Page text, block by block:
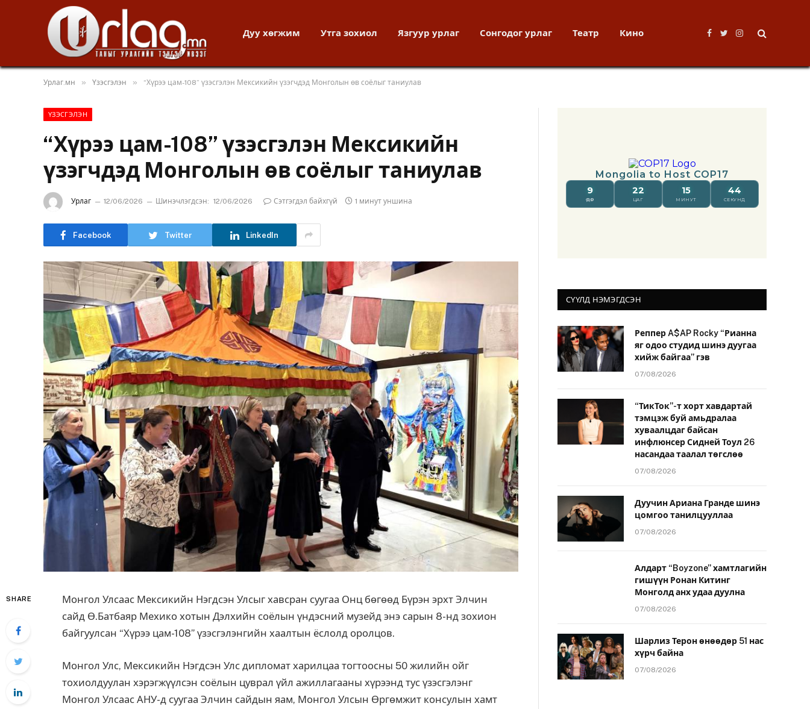
Дуу хөгжим Утга зохиол Язгуур урлаг Сонгодог урлаг Театр Кино
Facebook
TwitterInstagram
Урлаг.мн » Үзэсгэлэн » “Хүрээ цам-108” үзэсгэлэн Мексикийн үзэгчдэд Монголын өв соёлыг таниулав
ҮЗЭСГЭЛЭН
“Хүрээ цам-108” үзэсгэлэн Мексикийн
үзэгчдэд Монголын өв соёлыг таниулав
Урлаг 12/06/2026 Шинэчлэгдсэн: 12/06/2026 Сэтгэгдэл байхгүй 1 минут уншина
Facebook Twitter LinkedIn
SHARE
Монгол Улсаас Мексикийн Нэгдсэн Улсыг хавсран суугаа Онц бөгөөд Бүрэн эрхт Элчин
сайд Ө.Батбаяр Мехико хотын Дэлхийн соёлын үндэсний музейд энэ сарын 8-нд зохион
байгуулсан “Хүрээ цам-108” үзэсгэлэнгийн хаалтын ёслолд оролцов.
Монгол Улс, Мексикийн Нэгдсэн Улс дипломат харилцаа тогтоосны 50 жилийн ойг
тохиолдуулан хэрэгжүүлсэн соёлын цуврал үйл ажиллагааны хүрээнд тус үзэсгэлэнг
Монгол Улсаас АНУ-д суугаа Элчин сайдын яам, Монгол Улсын Өргөмжит консулын хамт
СҮҮЛД НЭМЭГДСЭН
Реппер A$AP Rocky “Рианна
яг одоо студид шинэ дуугаа
хийж байгаа” гэв
07/08/2026
“ТикТок”-т хорт хавдартай
тэмцэж буй амьдралаа
хуваалцдаг байсан
инфлюнсер Сидней Тоул 26
насандаа таалал төгслөө
07/08/2026
Дуучин Ариана Гранде шинэ
цомгоо танилцууллаа
07/08/2026
Алдарт “Boyzone” хамтлагийн
гишүүн Ронан Китинг
Монголд анх удаа дуулна
07/08/2026
Шарлиз Терон өнөөдөр 51 нас
хүрч байна
07/08/2026